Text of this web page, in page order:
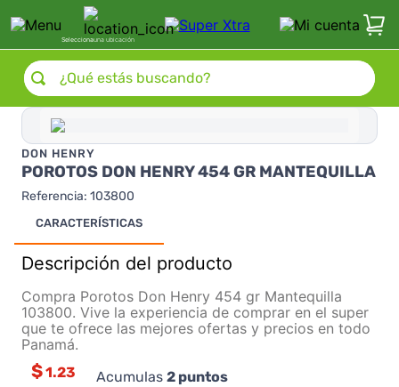
Seleccionauna ubicación
¿Qué estás buscando?
DON HENRY
POROTOS DON HENRY 454 GR MANTEQUILLA
Referencia: 103800
CARACTERÍSTICAS
Descripción del producto
Compra Porotos Don Henry 454 gr Mantequilla
103800. Vive la experiencia de comprar en el super
que te ofrece las mejores ofertas y precios en todo
Panamá.
$1.23 Acumulas 2puntos